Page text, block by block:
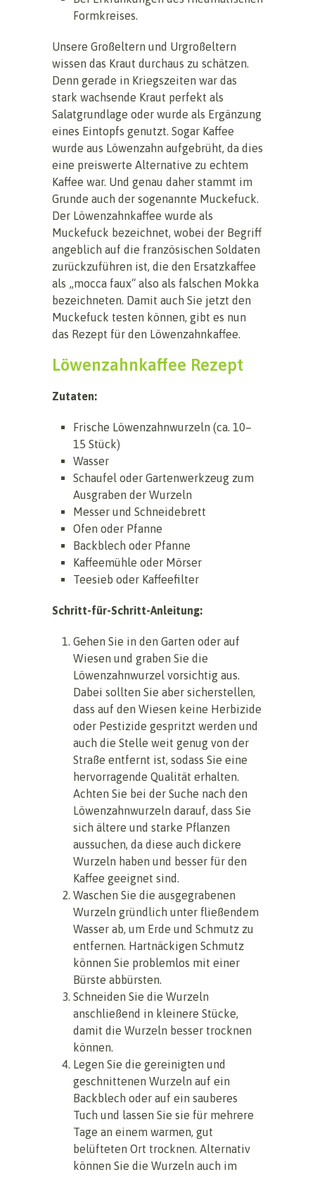
Formkreises.
Unsere Großeltern und Urgroßeltern
wissen das Kraut durchaus zu schätzen.
Denn gerade in Kriegszeiten war das
stark wachsende Kraut perfekt als
Salatgrundlage oder wurde als Ergänzung
eines Eintopfs genutzt. Sogar Kaffee
wurde aus Löwenzahn aufgebrüht, da dies
eine preiswerte Alternative zu echtem
Kaffee war. Und genau daher stammt im
Grunde auch der sogenannte Muckefuck.
Der Löwenzahnkaffee wurde als
Muckefuck bezeichnet, wobei der Begriff
angeblich auf die französischen Soldaten
zurückzuführen ist, die den Ersatzkaffee
als „mocca faux“ also als falschen Mokka
bezeichneten. Damit auch Sie jetzt den
Muckefuck testen können, gibt es nun
das Rezept für den Löwenzahnkaffee.
Löwenzahnkaffee Rezept
Zutaten:
Frische Löwenzahnwurzeln (ca. 10–
15 Stück)
Wasser
Schaufel oder Gartenwerkzeug zum
Ausgraben der Wurzeln
Messer und Schneidebrett
Ofen oder Pfanne
Backblech oder Pfanne
Kaffeemühle oder Mörser
Teesieb oder Kaffeefilter
Schritt-für-Schritt-Anleitung:
Gehen Sie in den Garten oder auf
Wiesen und graben Sie die
Löwenzahnwurzel vorsichtig aus.
Dabei sollten Sie aber sicherstellen,
dass auf den Wiesen keine Herbizide
oder Pestizide gespritzt werden und
auch die Stelle weit genug von der
Straße entfernt ist, sodass Sie eine
hervorragende Qualität erhalten.
Achten Sie bei der Suche nach den
Löwenzahnwurzeln darauf, dass Sie
sich ältere und starke Pflanzen
aussuchen, da diese auch dickere
Wurzeln haben und besser für den
Kaffee geeignet sind.
Waschen Sie die ausgegrabenen
Wurzeln gründlich unter fließendem
Wasser ab, um Erde und Schmutz zu
entfernen. Hartnäckigen Schmutz
können Sie problemlos mit einer
Bürste abbürsten.
Schneiden Sie die Wurzeln
anschließend in kleinere Stücke,
damit die Wurzeln besser trocknen
können.
Legen Sie die gereinigten und
geschnittenen Wurzeln auf ein
Backblech oder auf ein sauberes
Tuch und lassen Sie sie für mehrere
Tage an einem warmen, gut
belüfteten Ort trocknen. Alternativ
können Sie die Wurzeln auch im